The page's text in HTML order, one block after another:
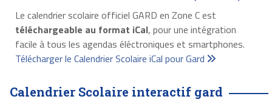
Le calendrier scolaire officiel GARD en Zone C est
téléchargeable au format iCal, pour une intégration
facile à tous les agendas éléctroniques et smartphones.
Télécharger le Calendrier Scolaire iCal pour Gard
Calendrier Scolaire interactif gard